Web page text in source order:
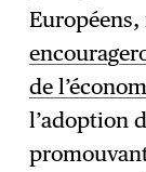
de
l’adoption